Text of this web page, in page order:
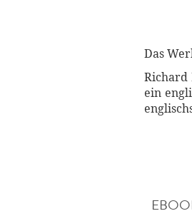
Das
Richard
ein